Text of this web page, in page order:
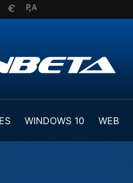
WINDOWS 10 WEB